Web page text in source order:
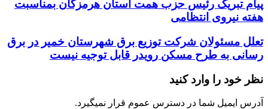
پیام تبریک رئیس حزب همت استان هرمزگان بمناسبت
هفته نیروی انتظامی
تعلل مسئولان شرکت توزیع برق شهرستان خمیر در برق
رسانی به طرح مسکن رویدر قابل توجیه نیست
نظر خود را وارد کنید
آدرس ایمیل شما در دسترس عموم قرار نمیگیرد.